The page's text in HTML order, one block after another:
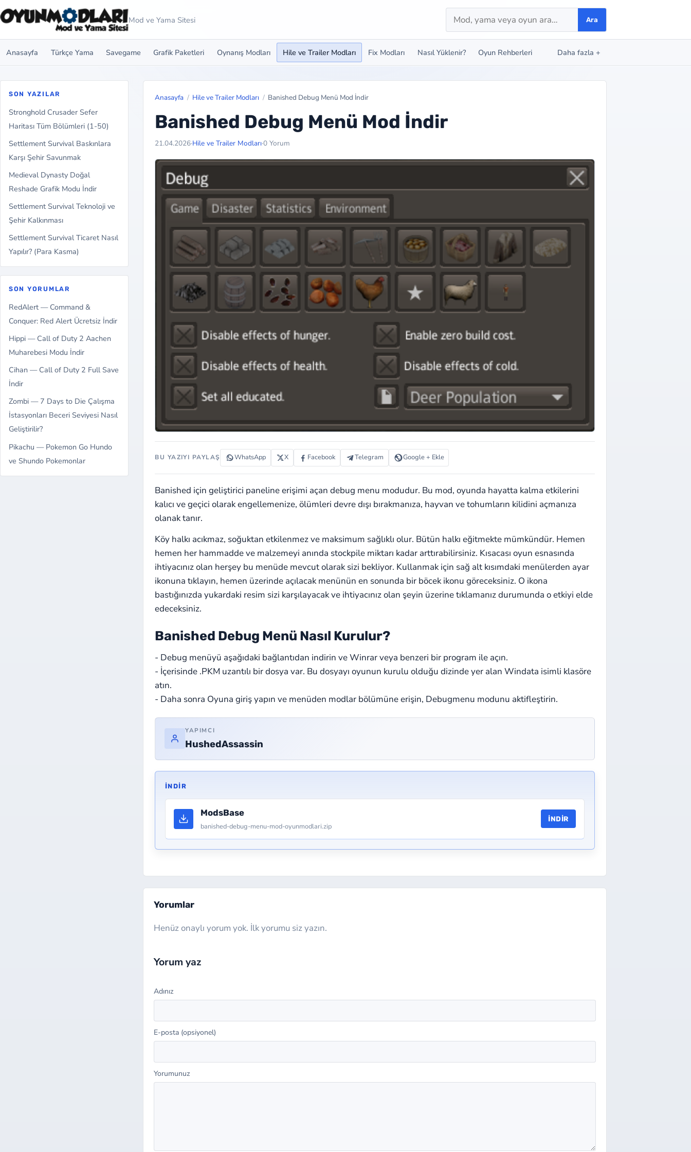
Mod ve Yama Sitesi Ara Ara
Anasayfa Türkçe Yama Savegame Grafik Paketleri Oynanış Modları Hile ve Trailer Modları Fix Modları Nasıl Yüklenir? Oyun Rehberleri Daha fazla +
SON YAZILAR
Stronghold Crusader Sefer
Haritası Tüm Bölümleri (1-50)
Settlement Survival Baskınlara
Karşı Şehir Savunmak
Medieval Dynasty Doğal
Reshade Grafik Modu İndir
Settlement Survival Teknoloji ve
Şehir Kalkınması
Settlement Survival Ticaret Nasıl
Yapılır? (Para Kasma)
SON YORUMLAR
RedAlert — Command &
Conquer: Red Alert Ücretsiz İndir
Hippi — Call of Duty 2 Aachen
Muharebesi Modu İndir
Cihan — Call of Duty 2 Full Save
İndir
Zombi — 7 Days to Die Çalışma
İstasyonları Beceri Seviyesi Nasıl
Geliştirilir?
Pikachu — Pokemon Go Hundo
ve Shundo Pokemonlar
Anasayfa Hile ve Trailer Modları Banished Debug Menü Mod İndir
Banished Debug Menü Mod İndir
21.04.2026·Hile ve Trailer Modları·0 Yorum
BU YAZIYI PAYLAŞ WhatsApp X Facebook Telegram Google + Ekle
Banished için geliştirici paneline erişimi açan debug menu modudur. Bu mod, oyunda hayatta kalma etkilerini
kalıcı ve geçici olarak engellemenize, ölümleri devre dışı bırakmanıza, hayvan ve tohumların kilidini açmanıza
olanak tanır.
Köy halkı acıkmaz, soğuktan etkilenmez ve maksimum sağlıklı olur. Bütün halkı eğitmekte mümkündür. Hemen
hemen her hammadde ve malzemeyi anında stockpile miktarı kadar arttırabilirsiniz. Kısacası oyun esnasında
ihtiyacınız olan herşey bu menüde mevcut olarak sizi bekliyor. Kullanmak için sağ alt kısımdaki menülerden ayar
ikonuna tıklayın, hemen üzerinde açılacak menünün en sonunda bir böcek ikonu göreceksiniz. O ikona
bastığınızda yukardaki resim sizi karşılayacak ve ihtiyacınız olan şeyin üzerine tıklamanız durumunda o etkiyi elde
edeceksiniz.
Banished Debug Menü Nasıl Kurulur?
- Debug menüyü aşağıdaki bağlantıdan indirin ve Winrar veya benzeri bir program ile açın.
- İçerisinde .PKM uzantılı bir dosya var. Bu dosyayı oyunun kurulu olduğu dizinde yer alan Windata isimli klasöre
atın.
- Daha sonra Oyuna giriş yapın ve menüden modlar bölümüne erişin, Debugmenu modunu aktifleştirin.
YAPIMCI
HushedAssassin
İNDIR
ModsBase
banished-debug-menu-mod-oyunmodlari.zip
İNDIR
Yorumlar
Henüz onaylı yorum yok. İlk yorumu siz yazın.
Yorum yaz
Adınız
E-posta (opsiyonel)
Yorumunuz